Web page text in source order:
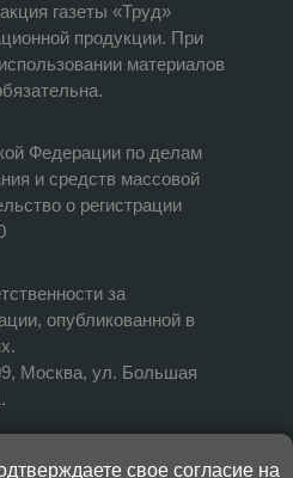
газеты «Труд»
продукции. При
материалов
Федерации по делам
и средств массовой
о регистрации
за
опубликованной в
Москва, ул. Большая
свое согласие на